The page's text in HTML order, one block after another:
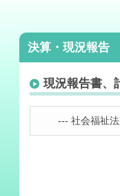
決算・現況報告
現況報告書、
--- 社会福祉